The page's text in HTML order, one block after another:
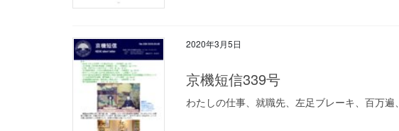
2020年3月5日
京機短信339号
わたしの仕事、就職先、左足ブレーキ、百万